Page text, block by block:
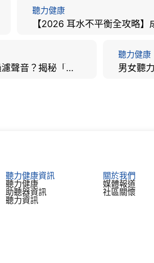
聽力健康
大腦會自動過濾聲音？揭秘「聽覺注意」機制與聽力健康的深層關係
聽力健康
聽力健康資訊
聽力健康
助聽器資訊​
聽力資訊
關於我們
媒體報道
社區關懷